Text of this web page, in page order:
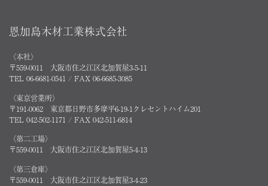
恩加島木材工業株式会社
〈本社〉
〒559-0011 大阪市住之江区北加賀屋3-5-11
TEL 06-6681-0541 / FAX 06-6685-3085
〈東京営業所〉
〒191-0062 東京都日野市多摩平6-19-1クレセントハイム201
TEL 042-502-1171 / FAX 042-511-6814
〈第二工場〉
〒559-0011 大阪市住之江区北加賀屋5-4-13
〈第三倉庫〉
〒559-0011 大阪市住之江区北加賀屋3-4-23